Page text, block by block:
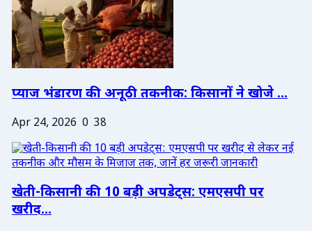
प्याज भंडारण की अनूठी तकनीक: किसानों ने खोजे ...
Apr 24, 2026 0 38
खेती-किसानी की 10 बड़ी अपडेट्स: एमएसपी पर
खरीद...